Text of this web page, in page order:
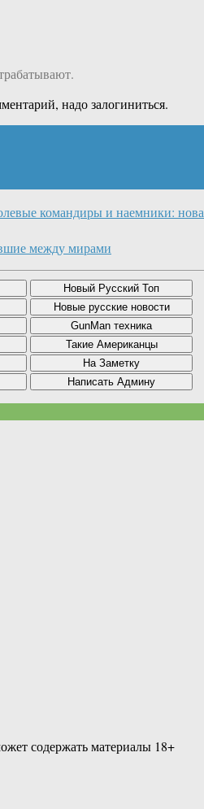
надо залогиниться.
командиры и наемники:
между мирами
содержать материалы 18+